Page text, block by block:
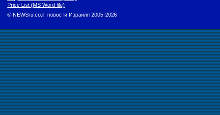
Price List (MS Word file)
© NEWSru.co.il: новости Израиля 2005-2026